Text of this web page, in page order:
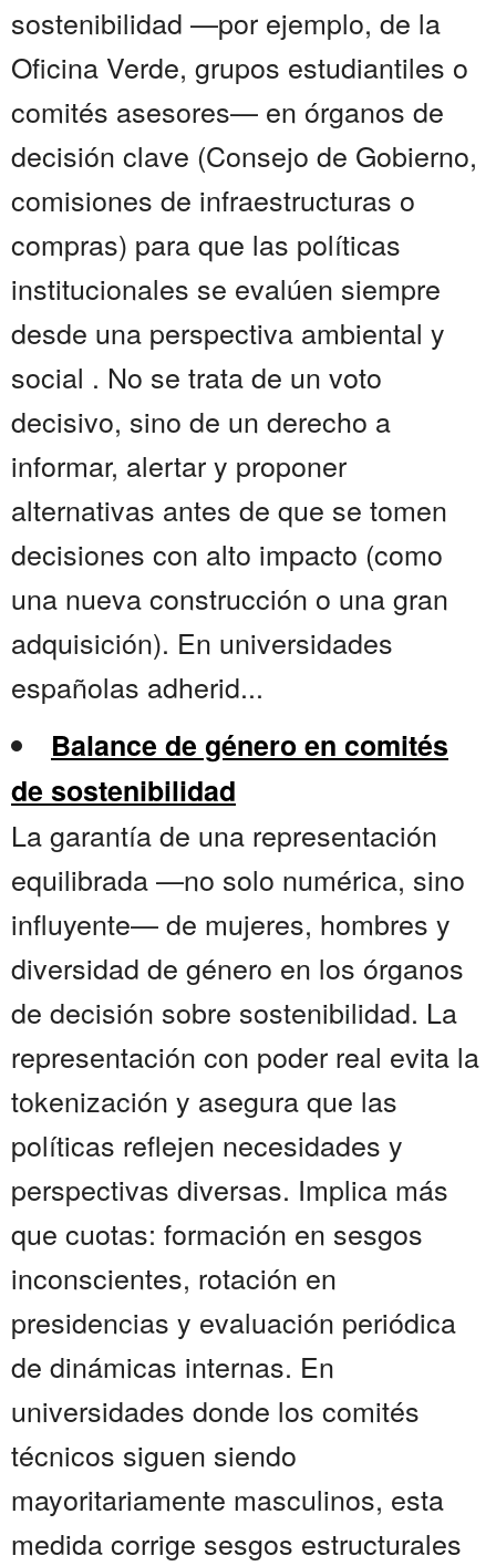
sostenibilidad —por ejemplo, de la
Oficina Verde, grupos estudiantiles o
comités asesores— en órganos de
decisión clave (Consejo de Gobierno,
comisiones de infraestructuras o
compras) para que las políticas
institucionales se evalúen siempre
desde una perspectiva ambiental y
social . No se trata de un voto
decisivo, sino de un derecho a
informar, alertar y proponer
alternativas antes de que se tomen
decisiones con alto impacto (como
una nueva construcción o una gran
adquisición). En universidades
españolas adherid...
Balance de género en comités
de sostenibilidad
La garantía de una representación
equilibrada —no solo numérica, sino
influyente— de mujeres, hombres y
diversidad de género en los órganos
de decisión sobre sostenibilidad. La
representación con poder real evita la
tokenización y asegura que las
políticas reflejen necesidades y
perspectivas diversas. Implica más
que cuotas: formación en sesgos
inconscientes, rotación en
presidencias y evaluación periódica
de dinámicas internas. En
universidades donde los comités
técnicos siguen siendo
mayoritariamente masculinos, esta
medida corrige sesgos estructurales